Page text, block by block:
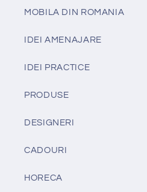
MOBILA DIN ROMANIA
IDEI AMENAJARE
IDEI PRACTICE
PRODUSE
DESIGNERI
CADOURI
HORECA